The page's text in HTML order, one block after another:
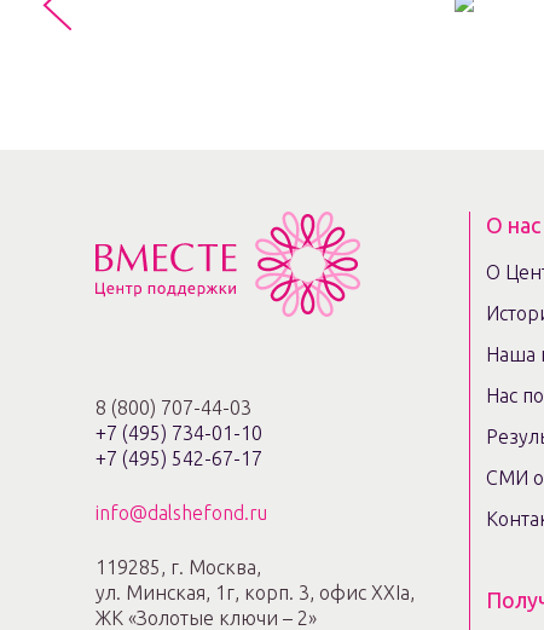
8 (800) 707-44-03
+7 (495) 734-01-10
+7 (495) 542-67-17
info@dalshefond.ru
119285, г. Москва,
ул. Минская, 1г, корп. 3, офис ХХIa,
ЖК «Золотые ключи – 2»
О нас
О
Наша
Нас
СМИ о